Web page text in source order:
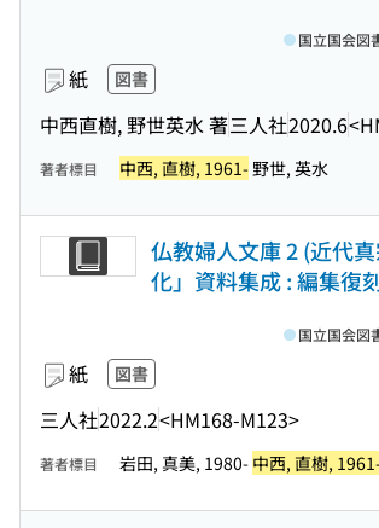
紙 図書
中西直樹, 野世英水 著三人社2020.6
国立国会図
著者標目 中西, 直樹, 1961-野世, 英水
仏教婦人文庫 2 (近代
化」資料集成 : 編集復
紙 図書
三人社2022.2<HM168-M123>
国立国会図
著者標目 岩田, 真美, 1980- 中西, 直樹,